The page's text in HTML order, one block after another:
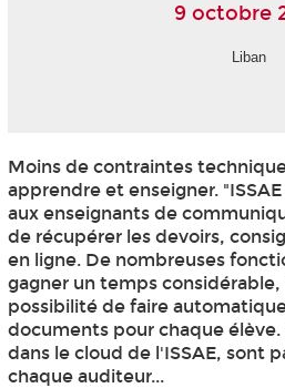
9 octobre
Liban
Moins de contraintes
apprendre et enseigner.
aux enseignants de
de récupérer les devoirs,
en ligne. De nombreuses
gagner un temps
possibilité de faire
documents pour chaque élève.
dans le cloud de l'ISSAE, sont
chaque auditeur...